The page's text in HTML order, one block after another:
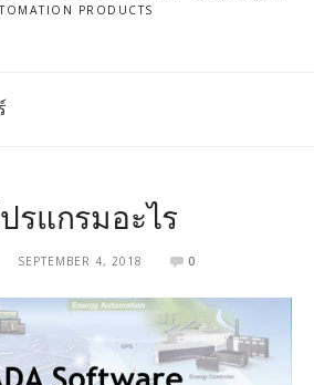
PRODUCTS
รแกรมอะไร
SEPTEMBER 4, 2018 0